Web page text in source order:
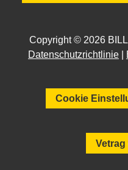
Copyright © 2026
Datenschutzrichtlinie
Cookie